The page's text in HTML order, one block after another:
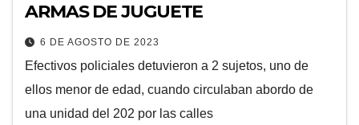
ARMAS DE JUGUETE
6 DE AGOSTO DE 2023
Efectivos policiales detuvieron a 2 sujetos, uno de
ellos menor de edad, cuando circulaban abordo de
una unidad del 202 por las calles